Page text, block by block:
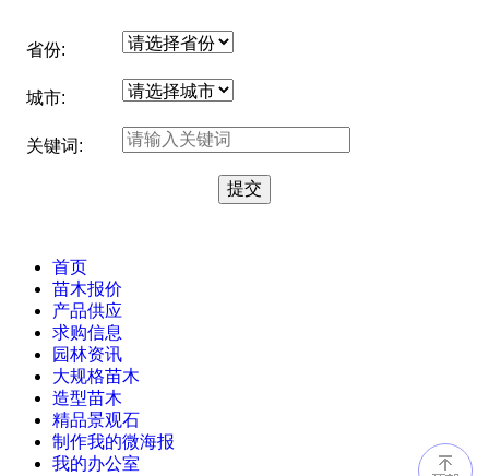
省份:
城市:
关键词:
首页
苗木报价
产品供应
求购信息
园林资讯
大规格苗木
造型苗木
精品景观石
制作我的微海报
我的办公室